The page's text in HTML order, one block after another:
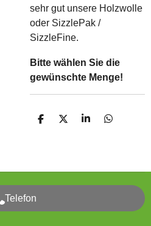
sehr gut unsere Holzwolle
oder SizzlePak /
SizzleFine.
Bitte wählen Sie die
gewünschte Menge!
T
n
T
n
T
n
T
n
Telefon